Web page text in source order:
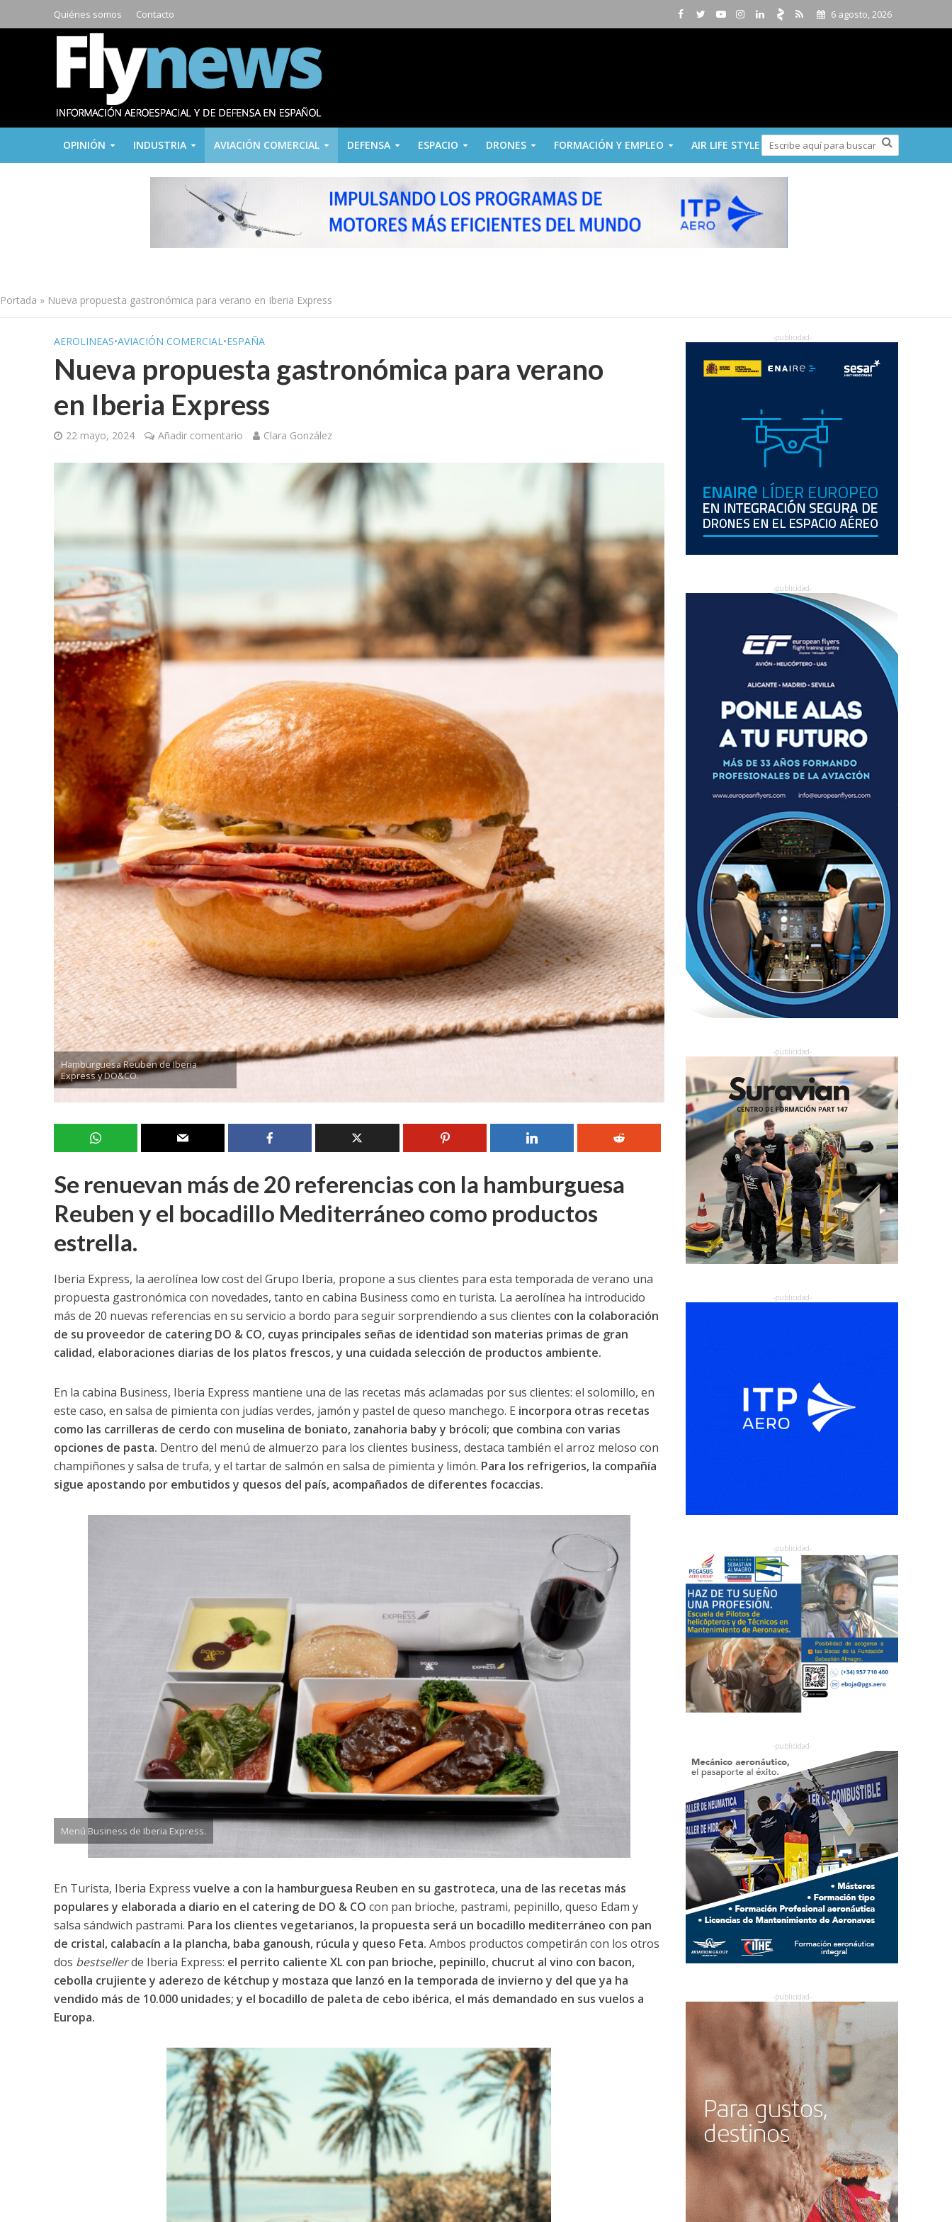
Quiénes somos Contacto 6 agosto, 2026
OPINIÓN INDUSTRIA AVIACIÓN COMERCIAL DEFENSA ESPACIO DRONES FORMACIÓN Y EMPLEO AIR LIFE STYLE
Portada » Nueva propuesta gastronómica para verano en Iberia Express
AEROLINEAS•AVIACIÓN COMERCIAL•ESPAÑA
Nueva propuesta gastronómica para verano
en Iberia Express
22 mayo, 2024 Añadir comentario Clara González
Hamburguesa Reuben de Iberia
Express y DO&CO.
Se renuevan más de 20 referencias con la hamburguesa
Reuben y el bocadillo Mediterráneo como productos
estrella.
Iberia Express, la aerolínea low cost del Grupo Iberia, propone a sus clientes para esta temporada de verano una
propuesta gastronómica con novedades, tanto en cabina Business como en turista. La aerolínea ha introducido
más de 20 nuevas referencias en su servicio a bordo para seguir sorprendiendo a sus clientes con la colaboración
de su proveedor de catering DO & CO, cuyas principales señas de identidad son materias primas de gran
calidad, elaboraciones diarias de los platos frescos, y una cuidada selección de productos ambiente.
En la cabina Business, Iberia Express mantiene una de las recetas más aclamadas por sus clientes: el solomillo, en
este caso, en salsa de pimienta con judías verdes, jamón y pastel de queso manchego. E incorpora otras recetas
como las carrilleras de cerdo con muselina de boniato, zanahoria baby y brócoli; que combina con varias
opciones de pasta. Dentro del menú de almuerzo para los clientes business, destaca también el arroz meloso con
champiñones y salsa de trufa, y el tartar de salmón en salsa de pimienta y limón. Para los refrigerios, la compañía
sigue apostando por embutidos y quesos del país, acompañados de diferentes focaccias.
Menú Business de Iberia Express.
En Turista, Iberia Express vuelve a con la hamburguesa Reuben en su gastroteca, una de las recetas más
populares y elaborada a diario en el catering de DO & CO con pan brioche, pastrami, pepinillo, queso Edam y
salsa sándwich pastrami. Para los clientes vegetarianos, la propuesta será un bocadillo mediterráneo con pan
de cristal, calabacín a la plancha, baba ganoush, rúcula y queso Feta. Ambos productos competirán con los otros
dos bestsellerde Iberia Express: el perrito caliente XL con pan brioche, pepinillo, chucrut al vino con bacon,
cebolla crujiente y aderezo de kétchup y mostaza que lanzó en la temporada de invierno y del que ya ha
vendido más de 10.000 unidades; y el bocadillo de paleta de cebo ibérica, el más demandado en sus vuelos a
Europa.